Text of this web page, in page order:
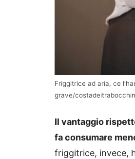
Friggitrice ad aria, ce
grave/
Il vantaggio
fa consumare
friggitrice, invece,